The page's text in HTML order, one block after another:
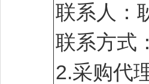
联系人：
联系方式
2.采购代